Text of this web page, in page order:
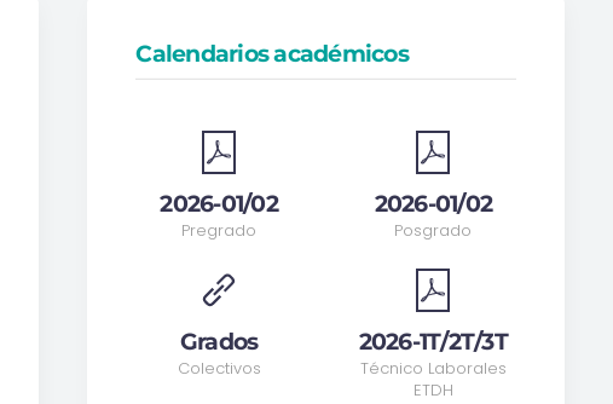
Calendarios académicos
2026-01/02
Pregrado
Grados
Colectivos
2026-01/02
Posgrado
2026-1T/2T/3T
Técnico Laborales
ETDH